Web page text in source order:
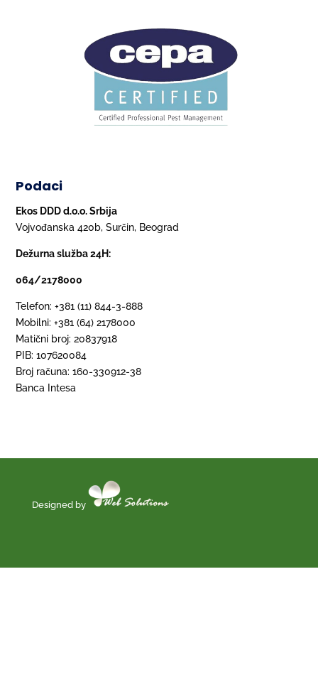
Podaci
Ekos DDD d.o.o. Srbija
Vojvođanska 420b, Surčin, Beograd
Dežurna služba 24H:
064/2178000
Telefon: +381 (11) 844-3-888
Mobilni: +381 (64) 2178000
Matični broj: 20837918
PIB: 107620084
Broj računa: 160-330912-38
Banca Intesa
Designed by